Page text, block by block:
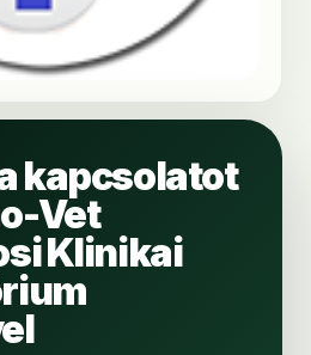
kapcsolatot
Vet
Klinikai